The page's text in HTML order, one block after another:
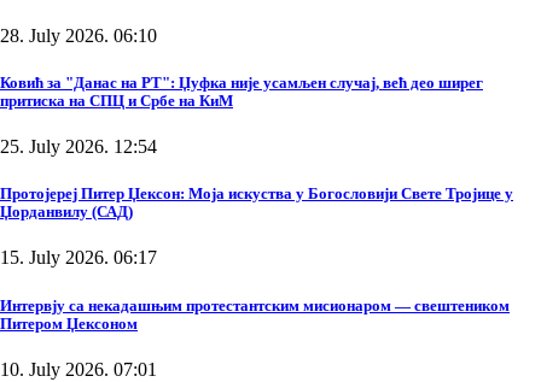
28. July 2026. 06:10
Ковић за "Данас на РТ": Џуфка није усамљен случај, већ део ширег
притиска на СПЦ и Србе на КиМ
25. July 2026. 12:54
Протојереј Питер Џексон: Моја искуства у Богословији Свете Тројице у
Џорданвилу (САД)
15. July 2026. 06:17
Интервју са некадашњим протестантским мисионаром — свештеником
Питером Џексоном
10. July 2026. 07:01